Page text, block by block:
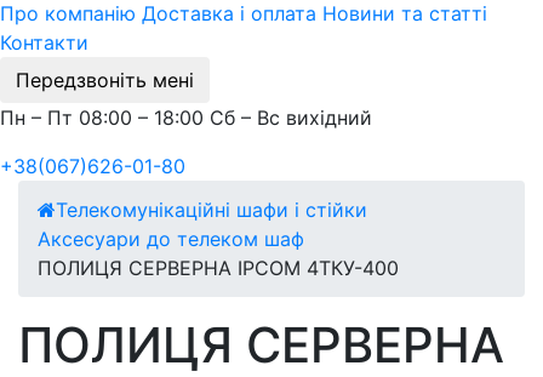
Про компанію Доставка і оплата Новини та статті
Контакти
Передзвоніть мені
Пн – Пт 08:00 – 18:00 Сб – Вс вихідний
+38(067)626-01-80
Телекомунікаційні шафи і стійки
Аксесуари до телеком шаф
ПОЛИЦЯ СЕРВЕРНА IPCOM 4ТКУ-400
ПОЛИЦЯ СЕРВЕРНА